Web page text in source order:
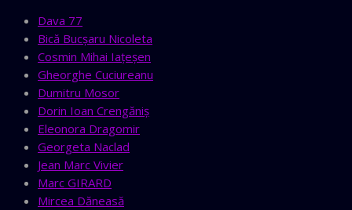
Dava 77
Bică Bucșaru Nicoleta
Cosmin Mihai Iaţeşen
Gheorghe Cuciureanu
Dumitru Mosor
Dorin Ioan Crengăniş
Eleonora Dragomir
Georgeta Naclad
Jean Marc Vivier
Marc GIRARD
Mircea Dăneasă